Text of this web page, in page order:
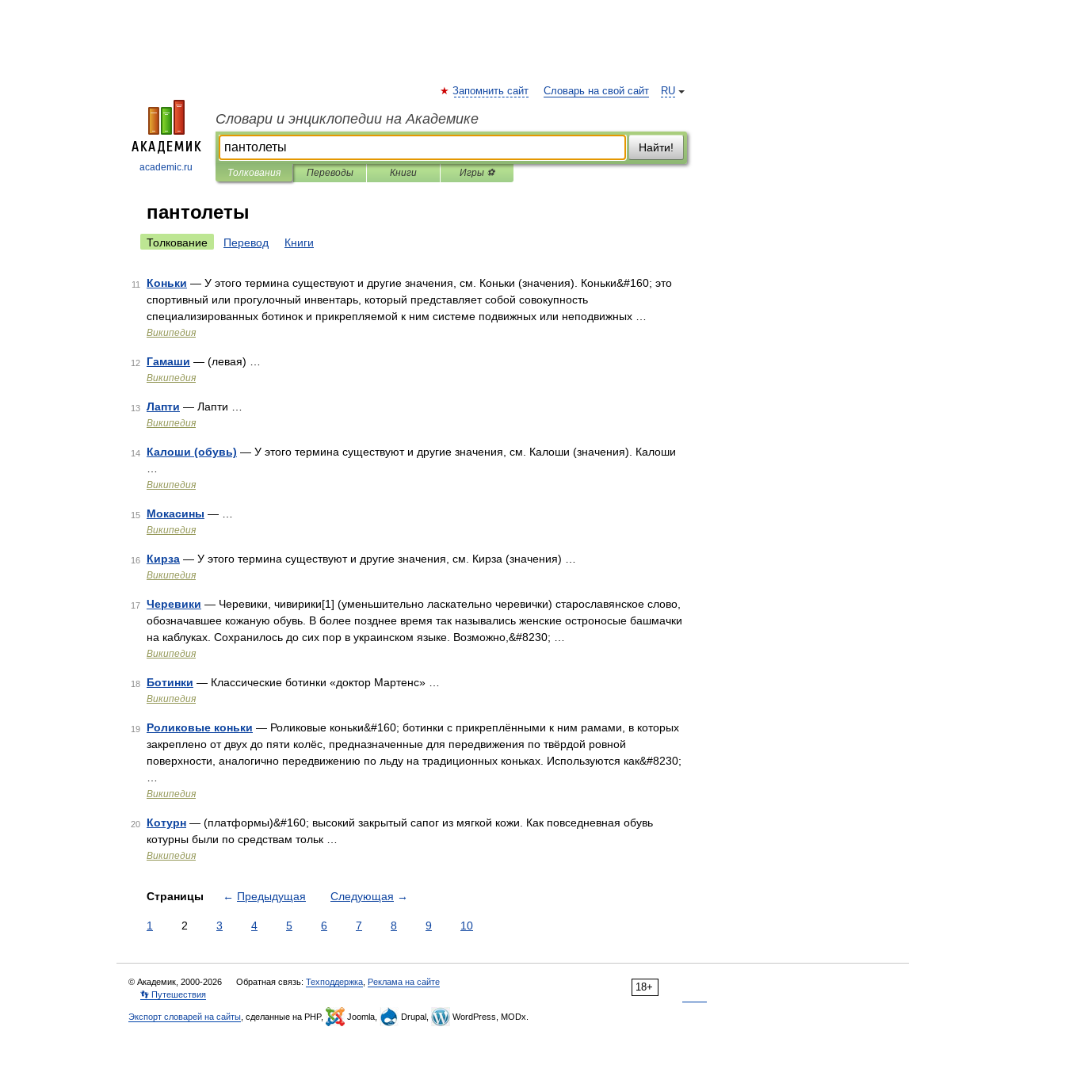
academic.ru
RU
Запомнить сайт Словарь на свой сайт
Словари и энциклопедии на Академике
Найти!
Толкования Переводы Книги Игры ⚽
пантолеты
Толкование Перевод Книги
11 Коньки — У этого термина существуют и другие значения, см. Коньки (значения). Коньки&#160; это
спортивный или прогулочный инвентарь, который представляет собой совокупность
специализированных ботинок и прикрепляемой к ним системе подвижных или неподвижных …
Википедия
12 Гамаши — (левая) …
Википедия
13 Лапти — Лапти …
Википедия
14 Калоши (обувь) — У этого термина существуют и другие значения, см. Калоши (значения). Калоши
Википедия
15 Мокасины — …
Википедия
16 Кирза — У этого термина существуют и другие значения, см. Кирза (значения) …
Википедия
17 Черевики — Черевики, чивирики[1] (уменьшительно ласкательно черевички) старославянское слово,
обозначавшее кожаную обувь. В более позднее время так назывались женские остроносые башмачки
на каблуках. Сохранилось до сих пор в украинском языке. Возможно,&#8230; …
Википедия
18 Ботинки — Классические ботинки «доктор Мартенс» …
Википедия
19 Роликовые коньки — Роликовые коньки&#160; ботинки с прикреплёнными к ним рамами, в которых
закреплено от двух до пяти колёс, предназначенные для передвижения по твёрдой ровной
поверхности, аналогично передвижению по льду на традиционных коньках. Используются как&#8230;
Википедия
20 Котурн — (платформы)&#160; высокий закрытый сапог из мягкой кожи. Как повседневная обувь
котурны были по средствам тольк …
Википедия
Страницы ← Предыдущая Следующая →
1 2 3 4 5 6 7 8 9 10
18+
© Академик, 2000-2026 Обратная связь: Техподдержка Реклама на сайте
👣 Путешествия
Экспорт словарей на сайты , сделанные на PHP, Joomla, Drupal, WordPress, MODx.